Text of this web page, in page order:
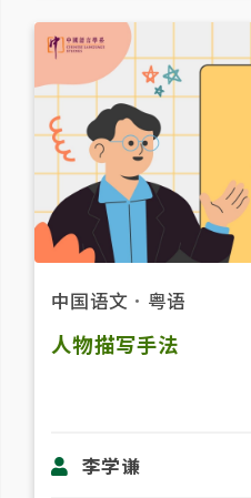
中国语文 ． 粤语
人物描写手法
李学谦